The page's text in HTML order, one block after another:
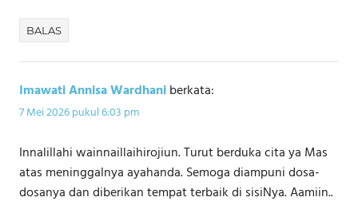
BALAS
Imawati Annisa Wardhaniberkata:
7 Mei 2026 pukul 6:03 pm
Innalillahi wainnaillaihirojiun. Turut berduka cita ya Mas
atas meninggalnya ayahanda. Semoga diampuni dosa-
dosanya dan diberikan tempat terbaik di sisiNya. Aamiin..